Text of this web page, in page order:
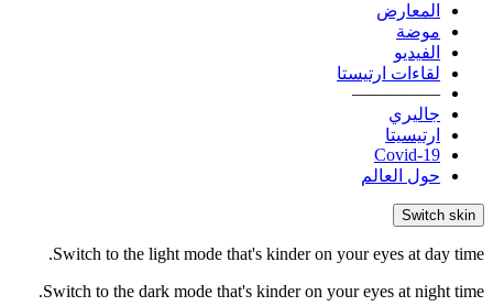
المعارض
موضة
الفيديو
لقاءات ارتيستا
—————
جاليري
ارتيسيتا
Covid-19
حول العالم
Switch skin
Switch to the light mode that's kinder on your eyes at day time.
Switch to the dark mode that's kinder on your eyes at night time.